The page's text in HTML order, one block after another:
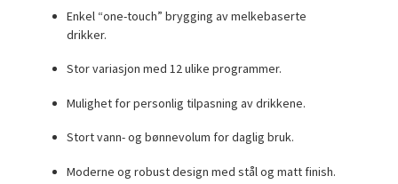
Enkel “one-touch” brygging av melkebaserte
drikker.
Stor variasjon med 12 ulike programmer.
Mulighet for personlig tilpasning av drikkene.
Stort vann- og bønnevolum for daglig bruk.
Moderne og robust design med stål og matt finish.